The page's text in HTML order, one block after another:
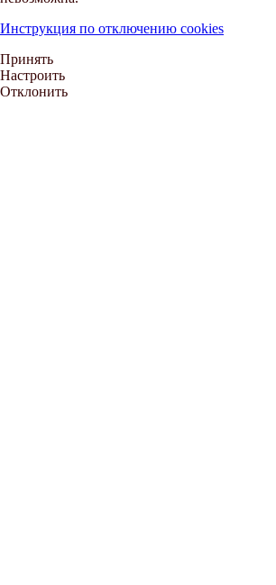
Инструкция по отключению cookies
Принять
Настроить
Отклонить